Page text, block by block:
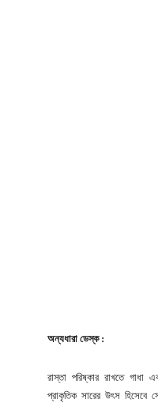
অন্যধারা ডেস্ক :
রাস্তা পরিষ্কার রাখতে গাধা
প্রাকৃতিক সারের উৎস হিসেবে